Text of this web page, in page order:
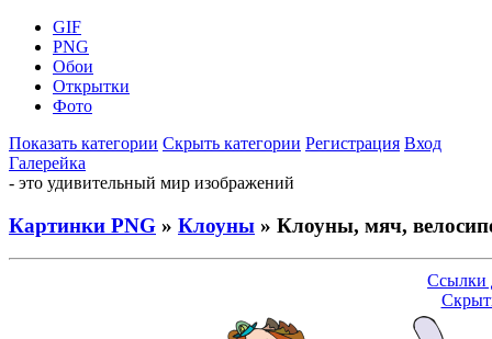
GIF
PNG
Обои
Открытки
Фото
Показать категории Скрыть категории Регистрация Вход
Галерейка
- это удивительный мир изображений
Картинки PNG » Клоуны » Клоуны, мяч,
Ссылки